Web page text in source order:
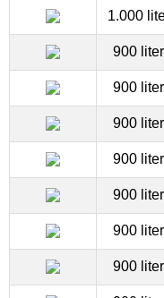
1.000
900 liter
900 liter
900 liter
900 liter
900 liter
900 liter
900 liter